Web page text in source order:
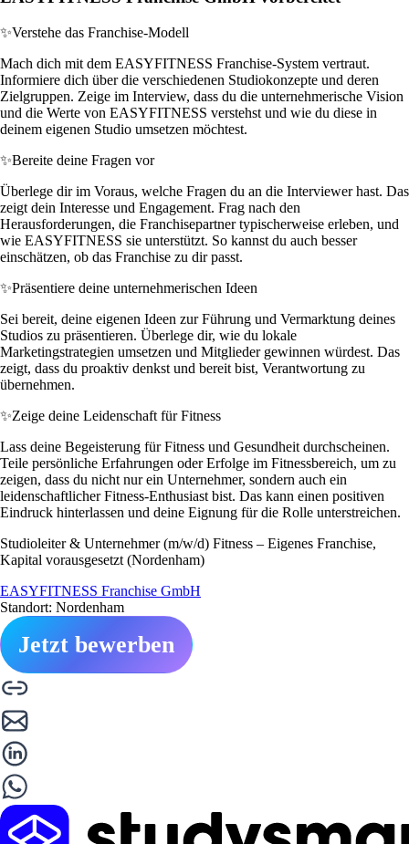
✨Verstehe das Franchise-Modell
Mach dich mit dem EASYFITNESS Franchise-System vertraut.
Informiere dich über die verschiedenen Studiokonzepte und deren
Zielgruppen. Zeige im Interview, dass du die unternehmerische Vision
und die Werte von EASYFITNESS verstehst und wie du diese in
deinem eigenen Studio umsetzen möchtest.
✨Bereite deine Fragen vor
Überlege dir im Voraus, welche Fragen du an die Interviewer hast. Das
zeigt dein Interesse und Engagement. Frag nach den
Herausforderungen, die Franchisepartner typischerweise erleben, und
wie EASYFITNESS sie unterstützt. So kannst du auch besser
einschätzen, ob das Franchise zu dir passt.
✨Präsentiere deine unternehmerischen Ideen
Sei bereit, deine eigenen Ideen zur Führung und Vermarktung deines
Studios zu präsentieren. Überlege dir, wie du lokale
Marketingstrategien umsetzen und Mitglieder gewinnen würdest. Das
zeigt, dass du proaktiv denkst und bereit bist, Verantwortung zu
übernehmen.
✨Zeige deine Leidenschaft für Fitness
Lass deine Begeisterung für Fitness und Gesundheit durchscheinen.
Teile persönliche Erfahrungen oder Erfolge im Fitnessbereich, um zu
zeigen, dass du nicht nur ein Unternehmer, sondern auch ein
leidenschaftlicher Fitness-Enthusiast bist. Das kann einen positiven
Eindruck hinterlassen und deine Eignung für die Rolle unterstreichen.
Studioleiter & Unternehmer (m/w/d) Fitness – Eigenes Franchise,
Kapital vorausgesetzt (Nordenham)
EASYFITNESS Franchise GmbH
Standort: Nordenham
Jetzt bewerben